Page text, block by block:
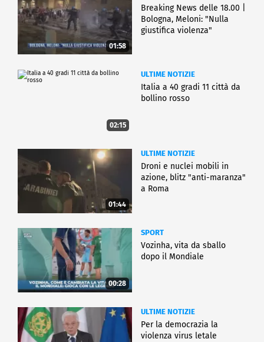
01:58
Breaking News delle 18.00 |
Bologna, Meloni: "Nulla
giustifica violenza"
02:15
ULTIME NOTIZIE
Italia a 40 gradi 11 città da
bollino rosso
01:44
ULTIME NOTIZIE
Droni e nuclei mobili in
azione, blitz "anti-maranza"
a Roma
00:28
SPORT
Vozinha, vita da sballo
dopo il Mondiale
ULTIME NOTIZIE
Per la democrazia la
violenza virus letale